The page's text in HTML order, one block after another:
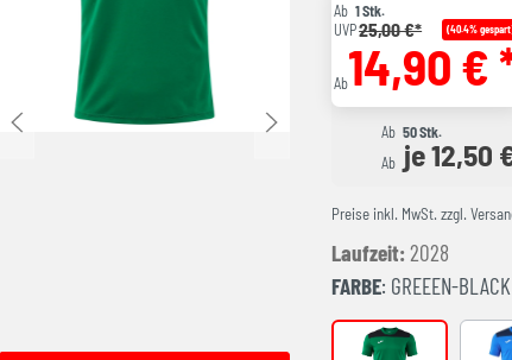
Ab 1 Stk.
UVP25,00 €* (40.4%
Ab14,90 €
Ab 50 Stk.
Ab je 12,50
Preise inkl. MwSt. zzgl.
Laufzeit: 2028
FARBE: GREEEN-BLACK